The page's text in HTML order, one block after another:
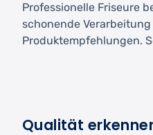
Professionelle Friseure
schonende
Produktempfehlungen.
Qualität